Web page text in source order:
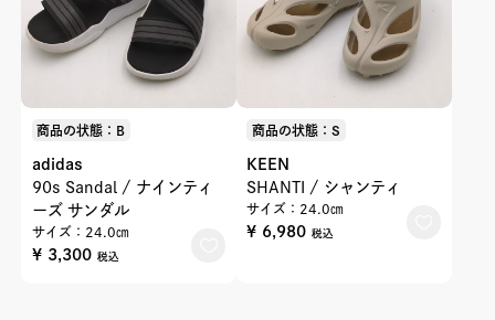
商品の状態：B
adidas
90s Sandal / ナインティ
ーズ サンダル
サイズ：24.0㎝
¥ 3,300 税込
商品の状態：S
KEEN
SHANTI / シャンティ
サイズ：24.0㎝
¥ 6,980税込